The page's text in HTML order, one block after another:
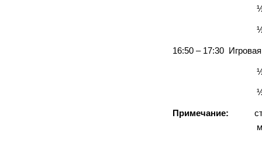
½ футбольного
½ футбольного
16:50 – 17:30
½ футбольного
½
Примечание:
младший